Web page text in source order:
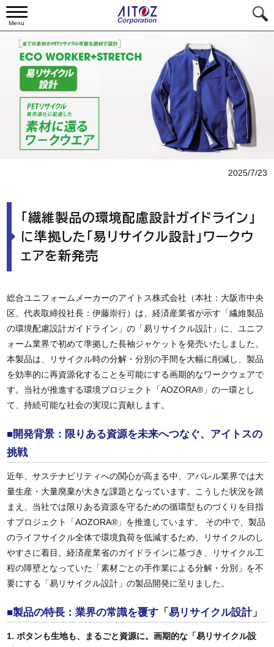
Menu
2025/7/23
「繊維製品の環境配慮設計ガイドライン」
に準拠した「易リサイクル設計」ワークウ
ェアを新発売
総合ユニフォームメーカーのアイトス株式会社（本社：大阪市中央
区、代表取締役社長：伊藤崇行）は、経済産業省が示す「繊維製品
の環境配慮設計ガイドライン」の「易リサイクル設計」に、ユニフ
ォーム業界で初めて準拠した長袖ジャケットを発売いたしました。
本製品は、リサイクル時の分解・分別の手間を大幅に削減し、製品
を効率的に再資源化することを可能にする画期的なワークウェアで
す。当社が推進する環境プロジェクト「AOZORA®」の一環とし
て、持続可能な社会の実現に貢献します。
■開発背景：限りある資源を未来へつなぐ、アイトスの
挑戦
近年、サステナビリティへの関心が高まる中、アパレル業界では大
量生産・大量廃棄が大きな課題となっています。こうした状況を踏
まえ、当社では限りある資源を守るための循環型ものづくりを目指
すプロジェクト「AOZORA®」を推進しています。 その中で、製品
のライフサイクル全体で環境負荷を低減するため、リサイクルのし
やすさに着目。経済産業省のガイドラインに基づき、リサイクル工
程の障壁となっていた「素材ごとの手作業による分解・分別」を不
要にする「易リサイクル設計」の製品開発に至りました。
■製品の特長：業界の常識を覆す「易リサイクル設計」
1. ボタンも生地も、まるごと資源に。画期的な「易リサイクル設